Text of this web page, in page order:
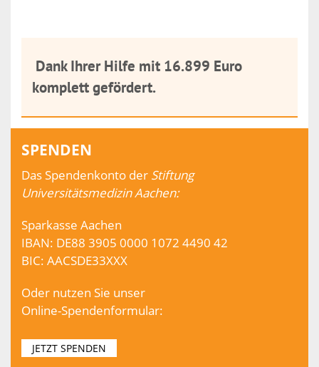
Dank Ihrer Hilfe mit 16.899 Euro
komplett gefördert.
SPENDEN
Das Spendenkonto der Stiftung
Universitätsmedizin Aachen:
Sparkasse Aachen
IBAN: DE88 3905 0000 1072 4490 42
BIC: AACSDE33XXX
Oder nutzen Sie unser
Online-Spendenformular:
JETZT SPENDEN